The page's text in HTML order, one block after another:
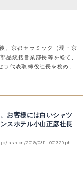
、京都セラミック（現・京
品統括営業部長等を経て、
代表取締役社長を務め、1
お客様には白いシャツ
スホテル小山正彦社長
fashion/2019/0311_001320.ph